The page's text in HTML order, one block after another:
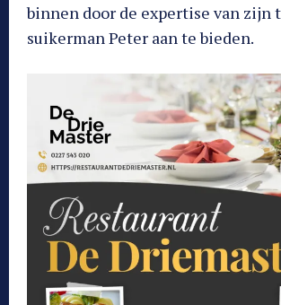
binnen door de expertise van zijn
suikerman Peter aan te bieden.